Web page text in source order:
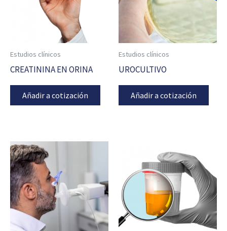
Estudios clínicos
CREATININA EN ORINA
Añadir a cotización
Estudios clínicos
UROCULTIVO
Añadir a cotización